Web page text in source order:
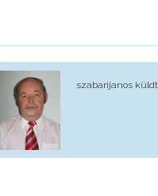
szabarijanos